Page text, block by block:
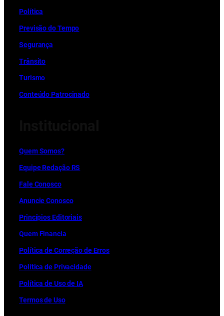
Política
Previsão do Tempo
Segurança
Trânsito
Turismo
Conteúdo Patrocinado
Quem Somos?
Equipe Redação RS
Fale Conosco
Anuncie Conosco
Princípios Editoriais
Quem Financia
Política de Correção de Erros
Política de Privacidade
Política de Uso de IA
Termos de Uso